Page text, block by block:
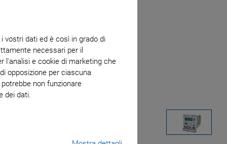
vostri dati ed è così in grado di
necessari per il
l'analisi e cookie di marketing che
opposizione per ciascuna
non funzionare
dei dati.